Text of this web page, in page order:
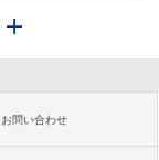
お問い合わせ